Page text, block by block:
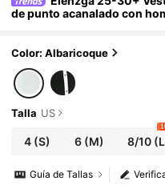
de punto acanalado con
en otoño/invierno
Color: Albaricoque
Talla US
4 (S) 6 (M) 8/10
Guía de Tallas